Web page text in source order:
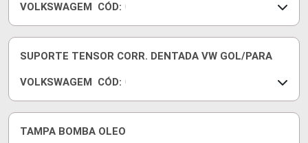
9
2
7
VOLKSWAGEM CÓD: 0
6
1
9
7
SUPORTE TENSOR CORR. DENTADA VW GOL/PARA
VOLKSWAGEM CÓD: 0
6
TAMPA BOMBA OLEO